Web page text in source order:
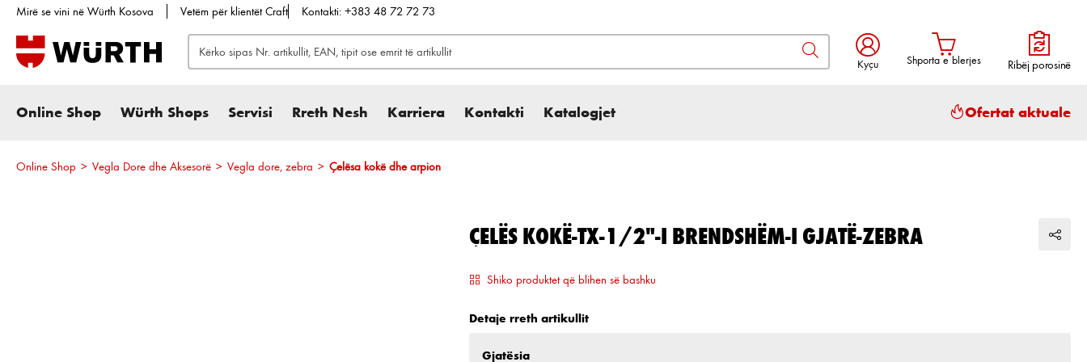
kërkimi Kalo te navigimi kryesor
Mirë se vini në Würth Kosova Vetëm për klientët Craft Kontakti: +383 48 72 72 73
Kyçu Shporta e blerjes
Shporta përmban 0 artikuj. Vlera
Ribëj porosinë
Online Shop Würth Shops Servisi Rreth Nesh Karriera Kontakti Katalogjet Ofertat aktuale
Online Shop > Vegla Dore dhe Aksesorë > Vegla dore, zebra > Çelësa kokë dhe arpion
ÇELËS KOKË-TX-1/2"-I BRENDSHËM-I GJATË-ZEBRA
Shiko produktet që blihen së bashku
Detaje rreth artikullit
Zgjidh
Gjatësia